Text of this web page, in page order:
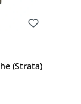
(Strata)